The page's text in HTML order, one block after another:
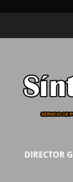
DIRECTOR